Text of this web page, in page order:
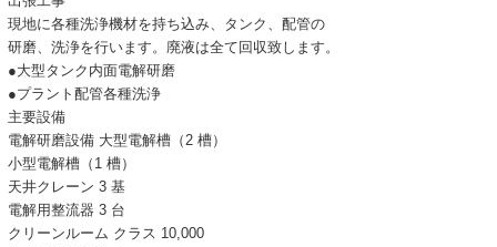
現地に各種洗浄機材を持ち込み、タンク、配管の
研磨、洗浄を行います。廃液は全て回収致します。
●大型タンク内面電解研磨
●プラント配管各種洗浄
主要設備
電解研磨設備 大型電解槽（2 槽）
小型電解槽（1 槽）
天井クレーン 3 基
電解用整流器 3 台
クリーンルーム クラス 10,000